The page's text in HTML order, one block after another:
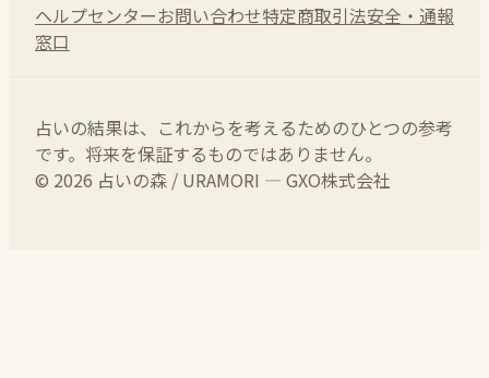
ヘルプセンターお問い合わせ特定商取引法安全・通報
窓口
占いの結果は、これからを考えるためのひとつの参考
です。将来を保証するものではありません。
© 2026 占いの森 / URAMORI — GXO株式会社